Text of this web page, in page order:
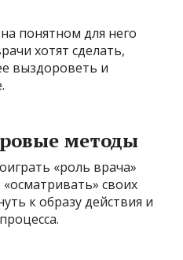
понятном для него
хотят сделать,
выздороветь и
методы
«роль врача»
своих
к образу действия и